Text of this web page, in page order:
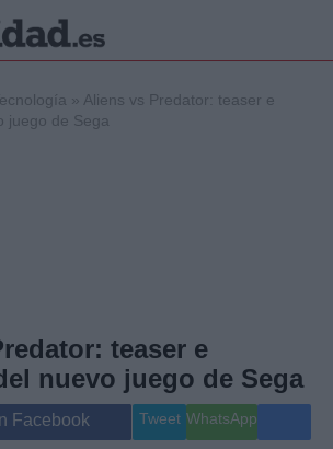
Gente
Musica
» Aliens vs Predator: teaser e
juego de Sega
teaser e
nuevo juego de Sega
Facebook Tweet WhatsApp